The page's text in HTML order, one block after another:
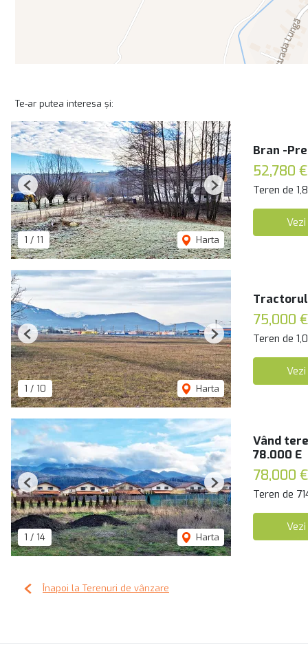
Te-ar putea interesa și:
1 / 11 Harta
Previous Next
Bran -
52,780 €
Teren de
1 / 10 Harta
Previous Next
75,000 €
Teren de
1 / 14 Harta
Previous Next
Vând
78.000 E
78,000 €
Teren de
Înapoi la Terenuri de vânzare